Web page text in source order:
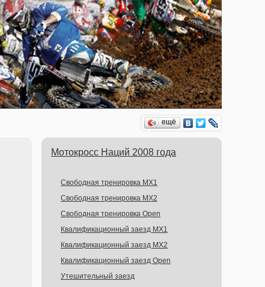
ещё
Мотокросс Наций 2008 года
Свободная тренировка MX1
Свободная тренировка MX2
Свободная тренировка Open
Квалификационный заезд MX1
Квалификационный заезд MX2
Квалификационный заезд Open
Утешительный заезд